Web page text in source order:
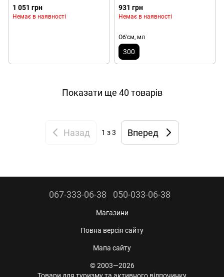
and Proof Kit (GRF 93)
1 051 грн
Немає в наявності
Repel, 300 ml (GRF 145)
931 грн
Немає в наявності
Об'єм, мл
300
Показати ще 40 товарів
Назад 1 з 3 Вперед
067-333-06-38 050-033-06-38
Магазини
Повна версія сайту
Мапа сайту
© 2003—2026